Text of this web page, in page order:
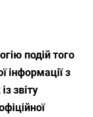
подій того
інформації з
звіту